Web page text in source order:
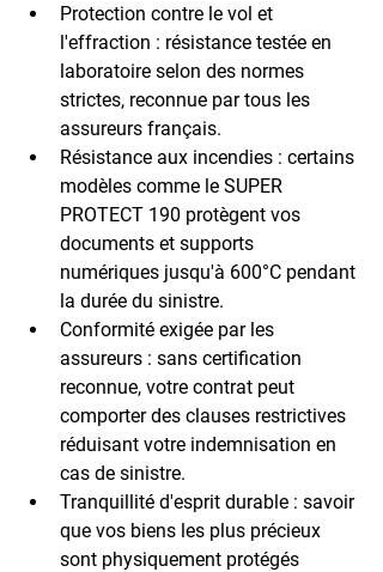
Protection contre le vol et
l'effraction : résistance testée en
laboratoire selon des normes
strictes, reconnue par tous les
assureurs français.
Résistance aux incendies : certains
modèles comme le SUPER
PROTECT 190 protègent vos
documents et supports
numériques jusqu'à 600°C pendant
la durée du sinistre.
Conformité exigée par les
assureurs : sans certification
reconnue, votre contrat peut
comporter des clauses restrictives
réduisant votre indemnisation en
cas de sinistre.
Tranquillité d'esprit durable : savoir
que vos biens les plus précieux
sont physiquement protégés